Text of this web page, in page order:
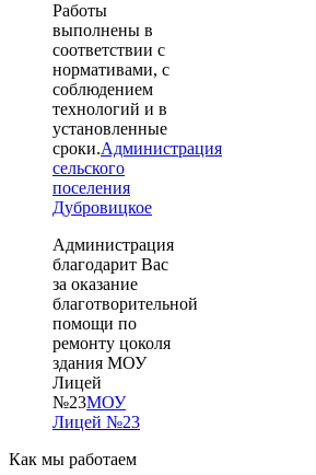
Работы
выполнены в
соответствии с
нормативами, с
соблюдением
технологий и в
установленные
сроки.Администрация
сельского
поселения
Дубровицкое
Администрация
благодарит Вас
за оказание
благотворительной
помощи по
ремонту цоколя
здания МОУ
Лицей
№23МОУ
Лицей №23
Как мы работаем